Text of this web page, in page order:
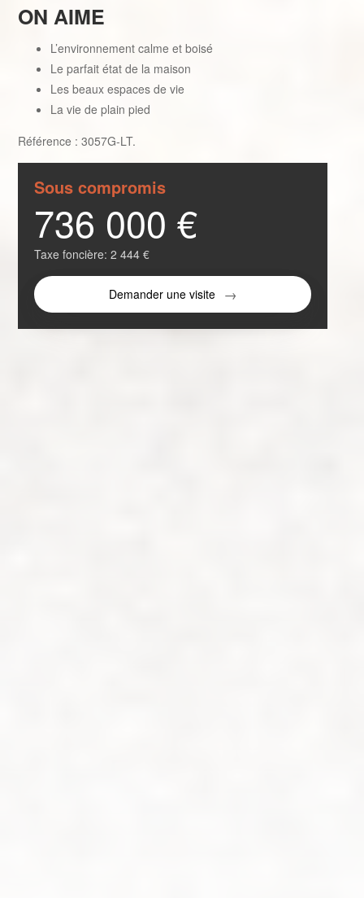
Sous compromis
736 000 €
Taxe foncière: 2 444 €
Demander une visite
ON AIME
L’environnement calme et boisé
Le parfait état de la maison
Les beaux espaces de vie
La vie de plain pied
Référence : 3057G-LT.